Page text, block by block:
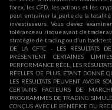
forex, les CFD, les actions et les
peut entraîner la perte de la totalité
investisseurs. Vous devez
tolérance au risque avant de trader
stratégie de trading ou d'un
DE LA CFTC - LES RÉSULTATS
PRÉSENTENT CERTAINES
PERFORMANCE RÉEL, LES
RÉELLES. DE PLUS, ÉTANT DONNÉ
LES RÉSULTATS PEUVENT AVOIR
CERTAINS FACTEURS DE
PROGRAMMES DE TRADING
CONÇUS AVEC LE BÉNÉFICE DU